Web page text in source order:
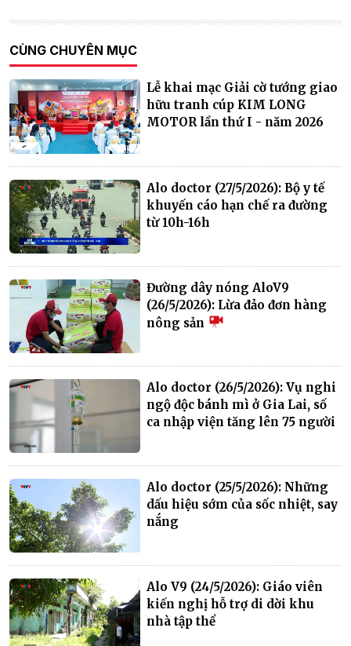
CÙNG CHUYÊN MỤC
Lễ khai mạc Giải cờ tướng giao
hữu tranh cúp KIM LONG
MOTOR lần thứ I - năm 2026
Alo doctor (27/5/2026): Bộ y tế
khuyến cáo hạn chế ra đường
từ 10h-16h
Đường dây nóng AloV9
(26/5/2026): Lừa đảo đơn hàng
nông sản
Alo doctor (26/5/2026): Vụ nghi
ngộ độc bánh mì ở Gia Lai, số
ca nhập viện tăng lên 75 người
Alo doctor (25/5/2026): Những
dấu hiệu sớm của sốc nhiệt, say
nắng
Alo V9 (24/5/2026): Giáo viên
kiến nghị hỗ trợ di dời khu
nhà tập thể